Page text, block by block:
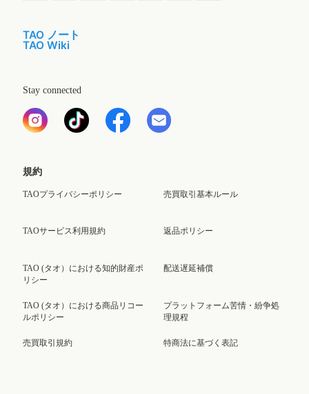
TAO ノート
TAO Wiki
Stay connected
規約
TAOプライバシーポリシー
TAOサービス利用規約
TAO (タオ）における知的財産ポ
リシー
TAO (タオ）における商品リコー
ルポリシー
売買取引規約
売買取引基本ルール
返品ポリシー
配送遅延補償
プラットフォーム苦情・紛争処
理規程
特商法に基づく表記